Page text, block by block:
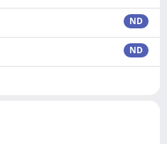
ND
ND